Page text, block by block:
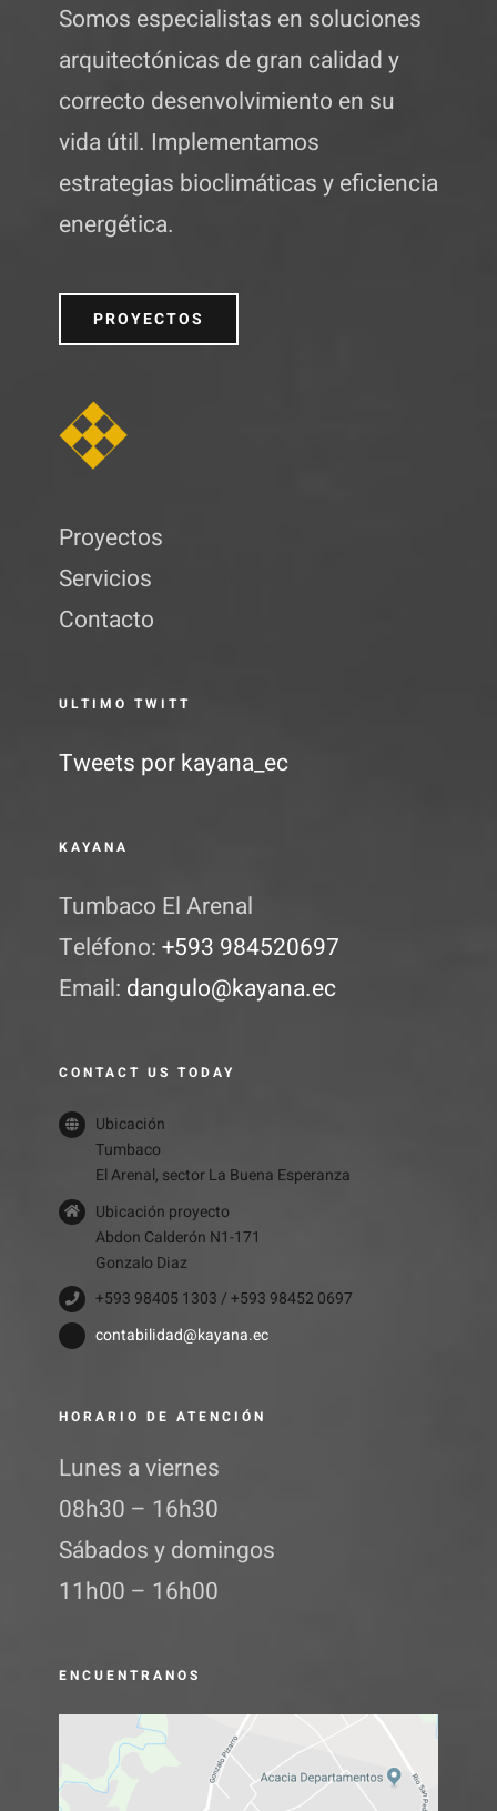
Somos especialistas en soluciones
arquitectónicas de gran calidad y
correcto desenvolvimiento en su
vida útil. Implementamos
estrategias bioclimáticas y eficiencia
energética.
PROYECTOS
Proyectos
Servicios
Contacto
ULTIMO TWITT
Tweets por kayana_ec
KAYANA
Tumbaco El Arenal
Teléfono:+593 984520697
Email: dangulo@kayana.ec
CONTACT US TODAY
Ubicación
Tumbaco
El Arenal, sector La Buena Esperanza
Ubicación proyecto
Abdon Calderón N1-171
Gonzalo Diaz
+593 98405 1303 / +593 98452 0697
contabilidad@kayana.ec
HORARIO DE ATENCIÓN
Lunes a viernes
08h30 – 16h30
Sábados y domingos
11h00 – 16h00
ENCUENTRANOS